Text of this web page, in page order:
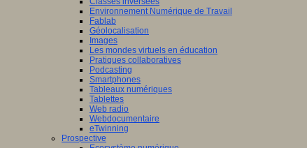
Environnement Numérique de Travail
Fablab
Géolocalisation
Images
Les mondes virtuels en éducation
Pratiques collaboratives
Podcasting
Smartphones
Tableaux numériques
Tablettes
Web radio
Webdocumentaire
eTwinning
Prospective